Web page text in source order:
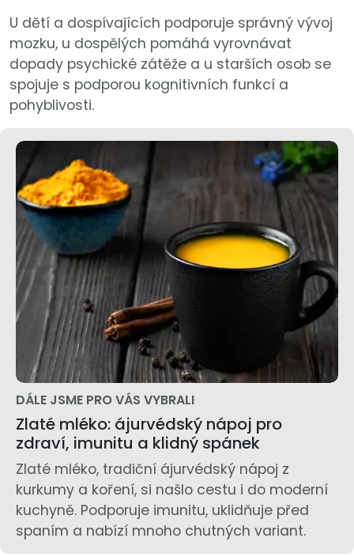
U dětí a dospívajících podporuje správný vývoj
mozku, u dospělých pomáhá vyrovnávat
dopady psychické zátěže a u starších osob se
spojuje s podporou kognitivních funkcí a
pohyblivosti.
DÁLE JSME PRO VÁS VYBRALI
Zlaté mléko: ájurvédský nápoj pro
zdraví, imunitu a klidný spánek
Zlaté mléko, tradiční ájurvédský nápoj z
kurkumy a koření, si našlo cestu i do moderní
kuchyně. Podporuje imunitu, uklidňuje před
spaním a nabízí mnoho chutných variant.